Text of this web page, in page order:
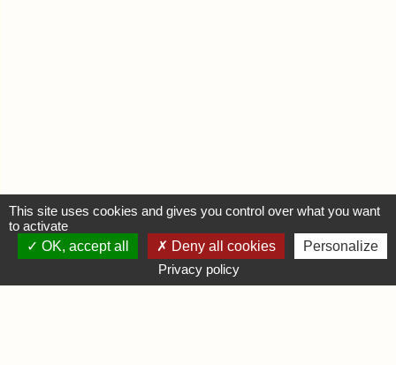
MON COMPTE
Se connecter
This site uses cookies and gives you control over what you want
to activate
OK, accept all
Deny all cookies
Personalize
Privacy policy